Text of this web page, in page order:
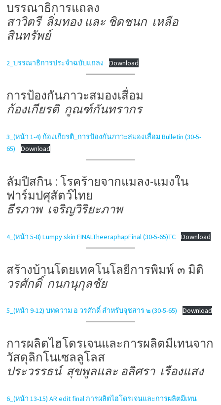
บรรณาธิการแถลง
สาวิตรี ลิ่มทอง และ ชิดชนก เหลือ
สินทรัพย์
2_บรรณาธิการประจำฉบับแถลง Download
การป้องกันภาวะสมองเสื่อม
ก้องเกียรติ กูณฑ์กันทรากร
3_(หน้า 1-4) ก้องเกียรติ_การป้องกันภาวะสมองเสื่อม Bulletin (30-5-
65)
Download
ลัมปีสกิน : โรคร้ายจากแมลง-แมงใน
ฟาร์มปศุสัตว์ไทย
ธีรภาพ เจริญวิริยะภาพ
4_(หน้า 5-8) Lumpy skin FINALTheeraphapFinal (30-5-65)TC Download
สร้างบ้านโดยเทคโนโลยีการพิมพ์ ๓ มิติ
วรศักดิ์ กนกนุกุลชัย
5_(หน้า 9-12) บทความ อ วรศักดิ์ สำหรับจุชสาร ๒ (30-5-65) Download
การผลิตไฮโดรเจนและการผลิตมีเทนจาก
วัสดุลิกโนเซลลูโลส
ประวรรธน์ สุขพูลและ อลิศรา เรืองแสง
6_(หน้า 13-15) AR edit final การผลิตไฮโดรเจนและการผลิตมีเทน